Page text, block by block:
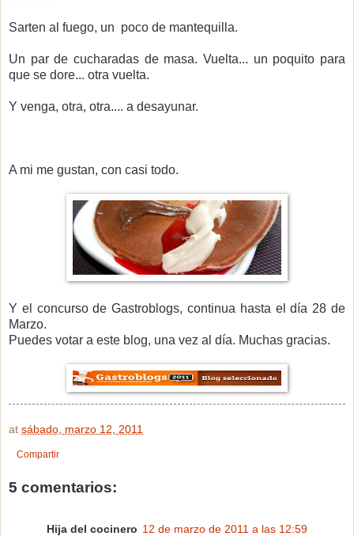
Sarten al fuego, un poco de mantequilla.
Un par de cucharadas de masa. Vuelta... un poquito para
que se dore... otra vuelta.
Y venga, otra, otra.... a desayunar.
A mi me gustan, con casi todo.
Y el concurso de Gastroblogs, continua hasta el día 28 de
Marzo.
Puedes votar a este blog, una vez al día. Muchas gracias.
at sábado, marzo 12, 2011
Compartir
5 comentarios:
Hija del cocinero 12 de marzo de 2011 a las 12:59